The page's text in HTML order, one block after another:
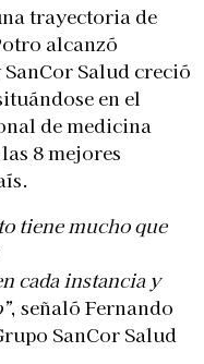
trayectoria de
alcanzó
Salud creció
en el
de medicina
8 mejores
tiene mucho que
cada instancia y
, señaló Fernando
SanCor Salud